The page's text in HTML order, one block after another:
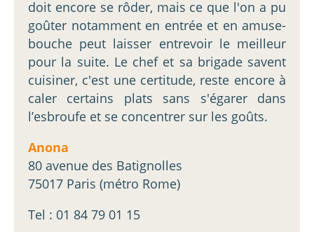
doit encore se rôder, mais ce que l'on a pu
goûter notamment en entrée et en amuse-
bouche peut laisser entrevoir le meilleur
pour la suite. Le chef et sa brigade savent
cuisiner, c'est une certitude, reste encore à
caler certains plats sans s'égarer dans
l’esbroufe et se concentrer sur les goûts.
Anona
80 avenue des Batignolles
75017 Paris (métro Rome)
Tel : 01 84 79 01 15